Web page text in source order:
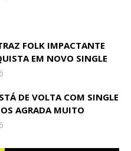
FOLK IMPACTANTE
EM NOVO SINGLE
DE VOLTA COM SINGLE
AGRADA MUITO